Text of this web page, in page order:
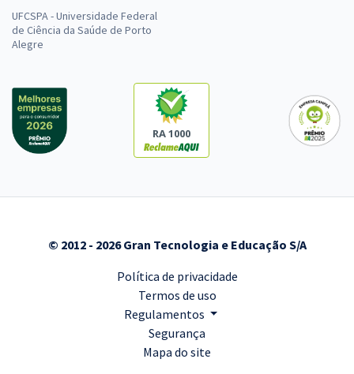
UFCSPA - Universidade Federal
de Ciência da Saúde de Porto
Alegre
RA 1000
© 2012 - 2026 Gran Tecnologia e Educação S/A
Política de privacidade
Termos de uso
Regulamentos
Segurança
Mapa do site